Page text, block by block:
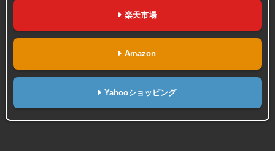
楽天市場
Amazon
Yahooショッピング